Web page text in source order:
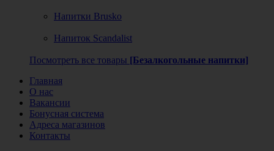
Напитки Brusko
Напиток Scandalist
Посмотреть все товары [Безалкогольные напитки]
Главная
О нас
Вакансии
Бонусная система
Адреса магазинов
Контакты